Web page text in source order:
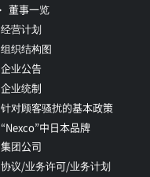
董事一览
经营计划
组织结构图
企业公告
企业统制
针对顾客骚扰的基本政策
“Nexco”中日本品牌
集团公司
协议/业务许可/业务计划